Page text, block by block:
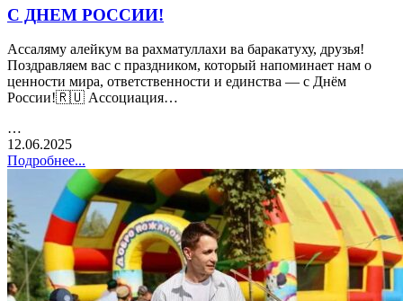
С ДНЕМ РОССИИ!
Ассаляму алейкум ва рахматуллахи ва баракатуху, друзья!
Поздравляем вас с праздником, который напоминает нам о
ценности мира, ответственности и единства — с Днём
России!🇷🇺 Ассоциация…
…
12.06.2025
Подробнее...